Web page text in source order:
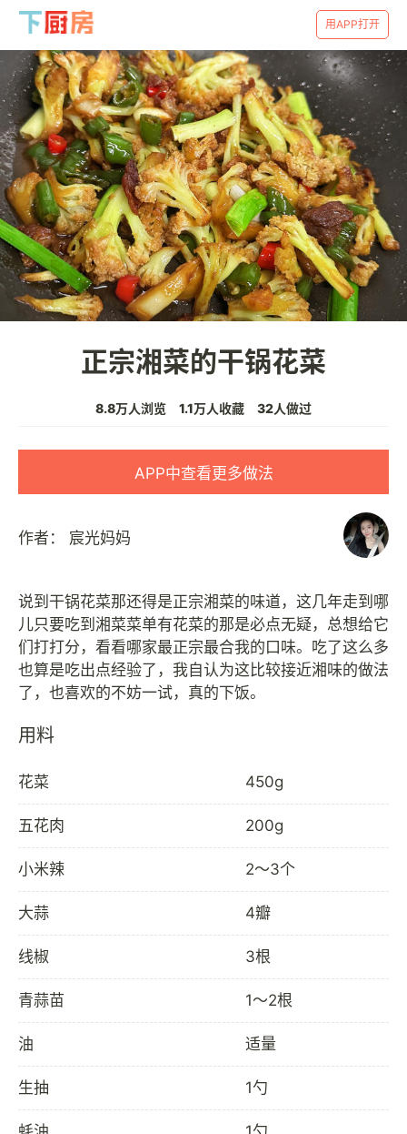
用APP打开
正宗湘菜的干锅花菜
8.8万人浏览 1.1万人收藏 32人做过
APP中查看更多做法
作者： 宸光妈妈
说到干锅花菜那还得是正宗湘菜的味道，这几年走到哪
儿只要吃到湘菜菜单有花菜的那是必点无疑，总想给它
们打打分，看看哪家最正宗最合我的口味。吃了这么多
也算是吃出点经验了，我自认为这比较接近湘味的做法
用料
花菜 450g
五花肉 200g
小米辣 2～3个
大蒜 4瓣
线椒 3根
青蒜苗 1～2根
油 适量
生抽 1勺